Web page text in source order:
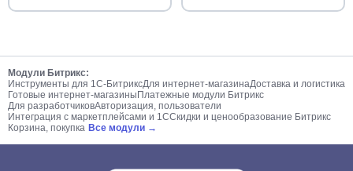
Модули Битрикс:
Инструменты для 1С-БитриксДля интернет-магазинаДоставка и логистика
Готовые интернет-магазины Платежные модули Битрикс
Для разработчиковАвторизация, пользователи
Интеграция с маркетплейсами и 1ССкидки и ценообразование Битрикс
Корзина, покупка Все модули →